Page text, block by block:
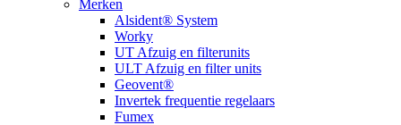
Merken
Alsident® System
Worky
UT Afzuig en filterunits
ULT Afzuig en filter units
Geovent®
Invertek frequentie regelaars
Fumex